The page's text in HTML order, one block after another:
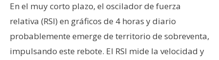
En el muy corto plazo, el oscilador de fuerza
relativa (RSI) en gráficos de 4 horas y diario
probablemente emerge de territorio de sobreventa,
impulsando este rebote. El RSI mide la velocidad y